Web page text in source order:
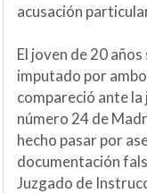
acusación
El joven de 20
imputado por
compareció ante
número 24 de
hecho pasar por
documentación
Juzgado de